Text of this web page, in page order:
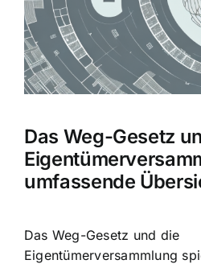
Das Weg-Gesetz
umfassende
Das Weg-Gesetz und die
Eigentümerversammlung